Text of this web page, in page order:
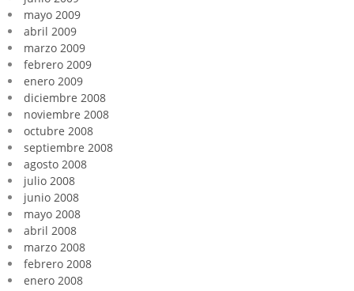
mayo 2009
abril 2009
marzo 2009
febrero 2009
enero 2009
diciembre 2008
noviembre 2008
octubre 2008
septiembre 2008
agosto 2008
julio 2008
junio 2008
mayo 2008
abril 2008
marzo 2008
febrero 2008
enero 2008